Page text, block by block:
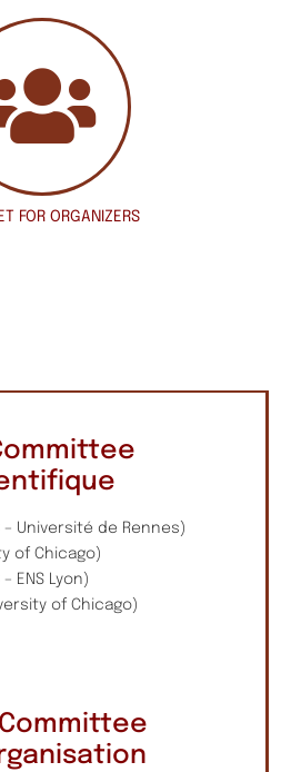
FOR ORGANIZERS
– Université de Rennes)
of Chicago)
– ENS Lyon)
of Chicago)